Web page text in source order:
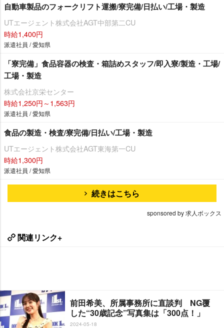
自動車製品のフォークリフト運搬/寮完備/日払い/工場・製造
UTエージェント株式会社AGT中部第二CU
時給1,400円
派遣社員 / 愛知県
「寮完備」食品容器の検査・箱詰めスタッフ/即入寮/製造・工場/
工場・製造
株式会社京栄センター
時給1,250円～1,563円
派遣社員 / 愛知県
食品の製造・検査/寮完備/日払い/工場・製造
UTエージェント株式会社AGT東海第一CU
時給1,300円
派遣社員 / 愛知県
続きはこちら
sponsored by 求人ボックス
関連リンク+
前田希美、所属事務所に直談判 NG覆
した“30歳記念”写真集は「300点！」
2024-05-18